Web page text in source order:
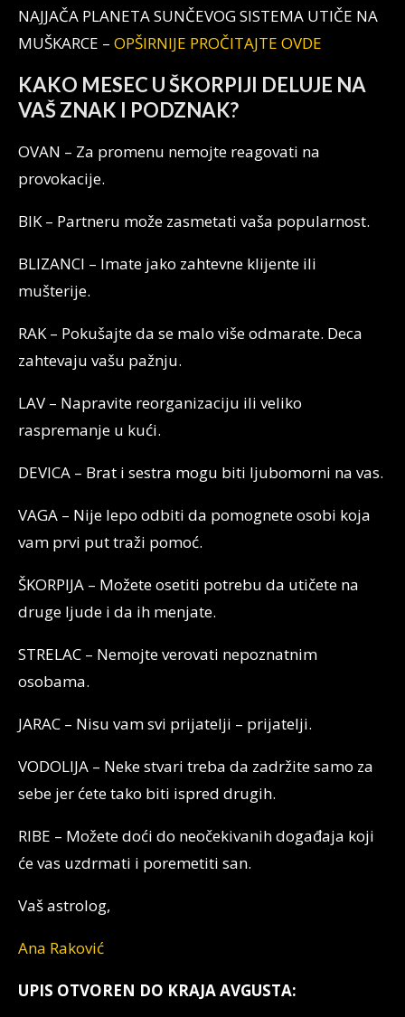
NAJJAČA PLANETA SUNČEVOG SISTEMA UTIČE NA
MUŠKARCE – OPŠIRNIJE PROČITAJTE OVDE
KAKO MESEC U ŠKORPIJI DELUJE NA
VAŠ ZNAK I PODZNAK?
OVAN – Za promenu nemojte reagovati na
provokacije.
BIK – Partneru može zasmetati vaša popularnost.
BLIZANCI – Imate jako zahtevne klijente ili
mušterije.
RAK – Pokušajte da se malo više odmarate. Deca
zahtevaju vašu pažnju.
LAV – Napravite reorganizaciju ili veliko
raspremanje u kući.
DEVICA – Brat i sestra mogu biti ljubomorni na vas.
VAGA – Nije lepo odbiti da pomognete osobi koja
vam prvi put traži pomoć.
ŠKORPIJA – Možete osetiti potrebu da utičete na
druge ljude i da ih menjate.
STRELAC – Nemojte verovati nepoznatnim
osobama.
JARAC – Nisu vam svi prijatelji – prijatelji.
VODOLIJA – Neke stvari treba da zadržite samo za
sebe jer ćete tako biti ispred drugih.
RIBE – Možete doći do neočekivanih događaja koji
će vas uzdrmati i poremetiti san.
Vaš astrolog,
Ana Raković
UPIS OTVOREN DO KRAJA AVGUSTA: